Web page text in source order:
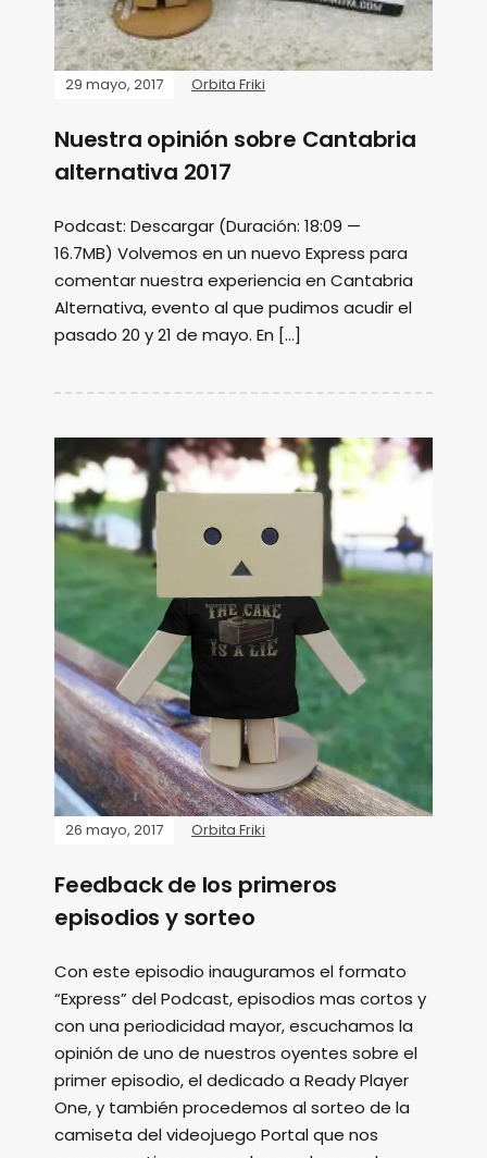
29 mayo, 2017 Orbita Friki
Nuestra opinión sobre Cantabria
alternativa 2017
Podcast: Descargar (Duración: 18:09 —
16.7MB) Volvemos en un nuevo Express para
comentar nuestra experiencia en Cantabria
Alternativa, evento al que pudimos acudir el
pasado 20 y 21 de mayo. En […]
26 mayo, 2017 Orbita Friki
Feedback de los primeros
episodios y sorteo
Con este episodio inauguramos el formato
“Express” del Podcast, episodios mas cortos y
con una periodicidad mayor, escuchamos la
opinión de uno de nuestros oyentes sobre el
primer episodio, el dedicado a Ready Player
One, y también procedemos al sorteo de la
camiseta del videojuego Portal que nos